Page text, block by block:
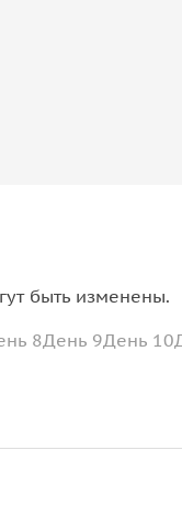
быть изменены.
8День 9День 10